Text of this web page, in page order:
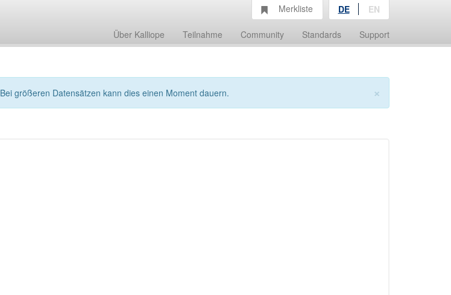
Über Kalliope Teilnahme Community Standards Support
Merkliste DE EN
×
Bei größeren Datensätzen kann dies einen Moment dauern.